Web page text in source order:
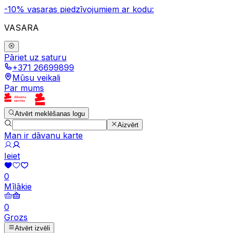
-10% vasaras piedzīvojumiem ar kodu:
VASARA
Pāriet uz saturu
+371 26699899
Mūsu veikali
Par mums
Atvērt meklēšanas logu
Aizvērt
Man ir dāvanu karte
Ieiet
0
Mīļākie
0
Grozs
Atvērt izvēli